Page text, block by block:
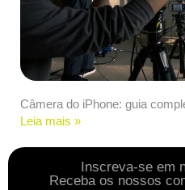
Câmera do iPhone: guia
Leia mais »
Inscreva-se em
Receba os nossos